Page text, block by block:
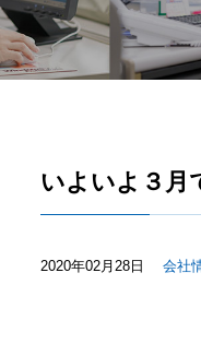
いよいよ３
2020年02月28日 会社